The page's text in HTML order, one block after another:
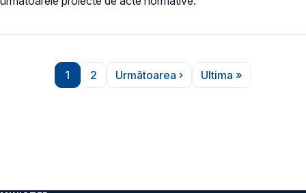
Pagina
1
Pagina
2
Pagina următoare
Următoarea ›
Ultima pagină
Ultima »